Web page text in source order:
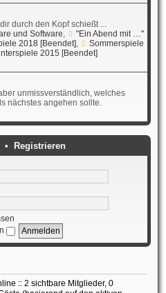
durch den Kopf schießt ...
und Software,
"Ein Abend mit …"
2018 [Beendet],
Sommerspiele
2015 [Beendet]
unmissverständlich, welches
nächstes angehen sollte.
• Registrieren
:: 2 sichtbare Mitglieder, 0